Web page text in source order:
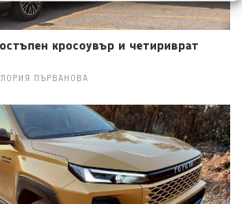
кросоувър и четириврат
ПЪРВАНОВА